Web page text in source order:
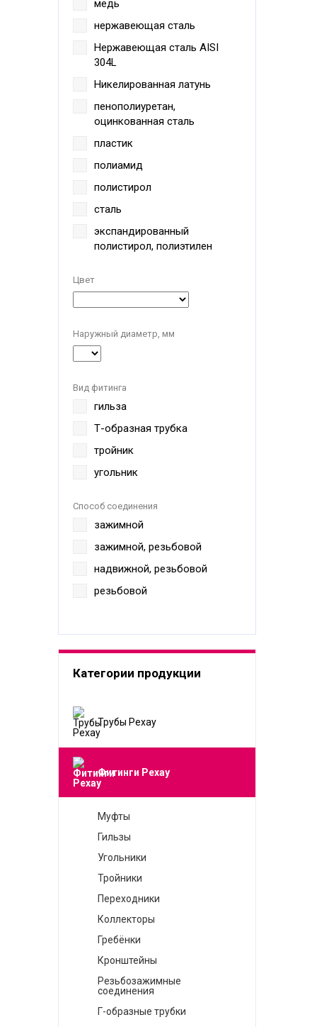
медь
нержавеющая сталь
Нержавеющая сталь AISI
304L
Никелированная латунь
пенополиуретан,
оцинкованная сталь
пластик
полиамид
полистирол
сталь
экспандированный
полистирол, полиэтилен
Цвет
Наружный диаметр, мм
Вид фитинга
гильза
Т-образная трубка
тройник
угольник
Способ соединения
зажимной
зажимной, резьбовой
надвижной, резьбовой
резьбовой
Категории продукции
Трубы Рехау
Фитинги Рехау
Муфты
Гильзы
Угольники
Тройники
Переходники
Коллекторы
Гребёнки
Кронштейны
Резьбозажимные
соединения
Г-образные трубки